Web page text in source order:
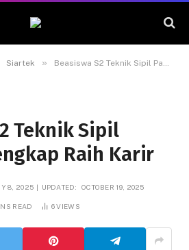
Siartek » Beasiswa S2 Teknik Sipil Panduan Lengkap Raih Karir
Teknik Sipil
Raih Karir
8, 2025 UPDATED: OCTOBER 19, 2025
READ 6VIEWS